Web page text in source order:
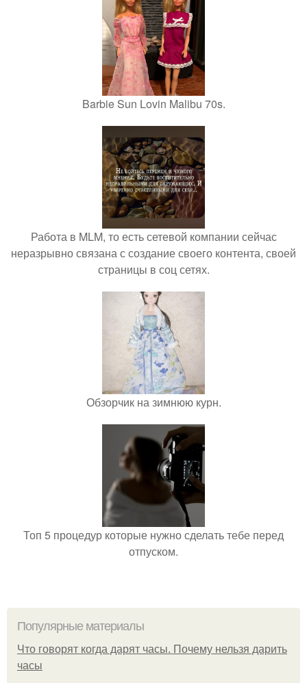
Barbie Sun Lovin Malibu 70s.
Работа в MLM, то есть сетевой компании сейчас
неразрывно связана с создание своего контента, своей
страницы в соц сетях.
Обзорчик на зимнюю курн.
Топ 5 процедур которые нужно сделать тебе перед
отпуском.
Популярные материалы
Что говорят когда дарят часы. Почему нельзя дарить
часы